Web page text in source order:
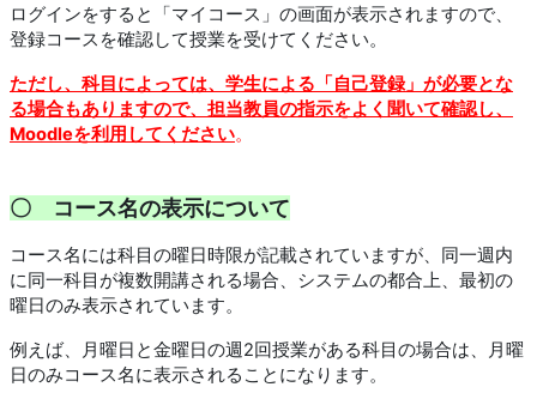
ログインをすると「マイコース」の画面が表示されますので、
登録コースを確認して授業を受けてください。
ただし、科目によっては、学生による「自己登録」が必要とな
る場合もありますので、担当教員の指示をよく聞いて確認し、
Moodleを利用してください。
〇 コース名の表示について
コース名には科目の曜日時限が記載されていますが、同一週内
に同一科目が複数開講される場合、システムの都合上、最初の
曜日のみ表示されています。
例えば、月曜日と金曜日の週2回授業がある科目の場合は、月曜
日のみコース名に表示されることになります。